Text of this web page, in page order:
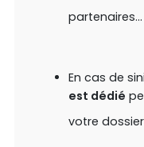
partenaires…
En cas de
est dédié
votre